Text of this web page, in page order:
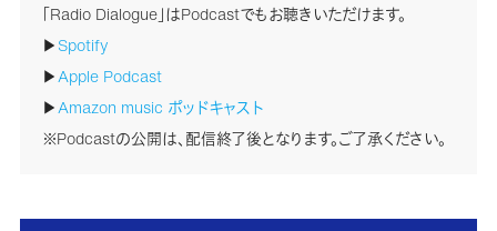
「Radio Dialogue」はPodcastでもお聴きいただけます。
▶Spotify
▶Apple Podcast
▶Amazon music ポッドキャスト
※Podcastの公開は、配信終了後となります。ご了承ください。